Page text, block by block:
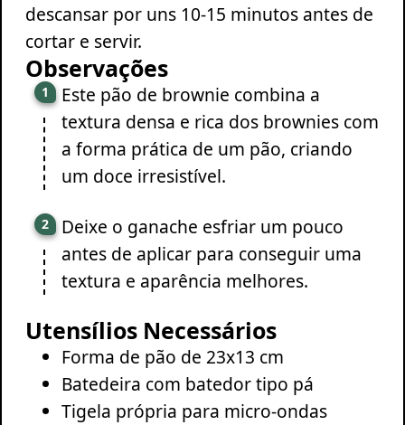
descansar por uns 10-15 minutos antes de
cortar e servir.
Observações
Este pão de brownie combina a
textura densa e rica dos brownies com
a forma prática de um pão, criando
um doce irresistível.
Deixe o ganache esfriar um pouco
antes de aplicar para conseguir uma
textura e aparência melhores.
Utensílios Necessários
Forma de pão de 23x13 cm
Batedeira com batedor tipo pá
Tigela própria para micro-ondas